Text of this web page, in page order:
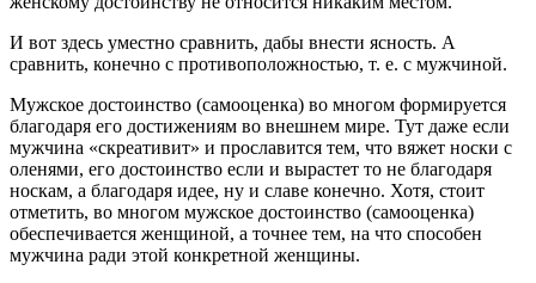
И вот здесь уместно сравнить, дабы внести ясность. А
сравнить, конечно с противоположностью, т. е. с мужчиной.
Мужское достоинство (самооценка) во многом формируется
благодаря его достижениям во внешнем мире. Тут даже если
мужчина «скреативит» и прославится тем, что вяжет носки с
оленями, его достоинство если и вырастет то не благодаря
носкам, а благодаря идее, ну и славе конечно. Хотя, стоит
отметить, во многом мужское достоинство (самооценка)
обеспечивается женщиной, а точнее тем, на что способен
мужчина ради этой конкретной женщины.